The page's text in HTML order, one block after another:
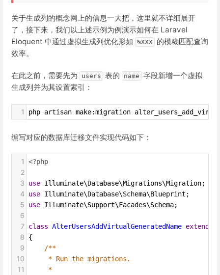
关于生成列的概念网上的信息一大把，这里就不详细展开
了，接下来，我们以上述示例为例演示如何在 Laravel
Eloquent 中通过虚拟生成列优化形如 %XXX 的模糊匹配查询
效率。
在此之前，需要先为 users 表的 name 字段新增一个虚拟
生成列并为其设置索引：
1 php artisan make:migration
编写对应的数据库迁移文件实现代码如下：
1 <?php
2
3
use Illuminate\Database\Migrations\Migration;
4 use Illuminate\Database\Schema\Blueprint ;
5 use Illuminate\Support\Facades\Schema;
6
7
class AlterUsersAddVirtualGeneratedName extends
8 {
9 /**
10 * Run the migrations.
11 *